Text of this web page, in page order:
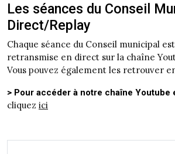
Les séances du Conseil
Direct/Replay
Chaque séance du Conseil municipal
retransmise en direct sur la chaîne
Vous pouvez également les retrouver
> Pour accéder à notre chaîne Youtube
cliquez ici